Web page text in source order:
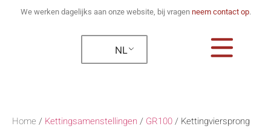
We werken dagelijks aan onze website, bij vragen neem contact op.
NL
Home / Kettingsamenstellingen / GR100/ Kettingviersprong